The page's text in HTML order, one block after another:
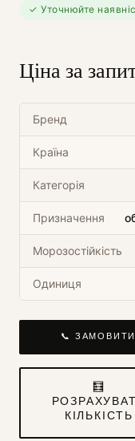
✓ Уточнюйте
Ціна за
Бренд
Країна
Категорія
Призначення
Морозостійкість
Одиниця
📞 ЗАМОВИТИ
🧮
КІЛЬКІСТЬ